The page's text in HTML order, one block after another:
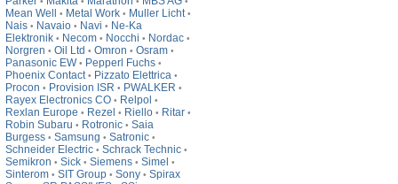
Mean Well • Metal Work • Muller Licht •
Nais • Navaio • Navi • Ne-Ka
Elektronik • Necom • Nocchi • Nordac •
Norgren • Oil Ltd • Omron • Osram •
Panasonic EW • Pepperl Fuchs •
Phoenix Contact • Pizzato Elettrica •
Procon • Provision ISR • PWALKER •
Rayex Electronics CO • Relpol •
Rexlan Europe • Rezel • Riello • Ritar •
Robin Subaru • Rotronic • Saia
Burgess • Samsung • Satronic •
Schneider Electric • Schrack Technic •
Semikron • Sick • Siemens • Simel •
Sinterom • SIT Group • Sony • Spirax